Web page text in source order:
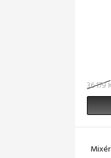
36 179